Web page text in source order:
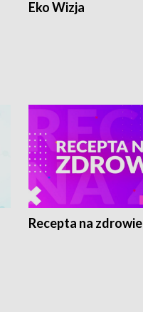
Eko Wizja
Recepta na zdrowie